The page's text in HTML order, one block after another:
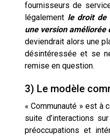
fournisseurs de
légalement le droit de
une version améliorée
deviendrait alors une
désintéressée et se
remise en question.
3) Le modèle
« Communauté » est à
suite d’interactions
préoccupations et